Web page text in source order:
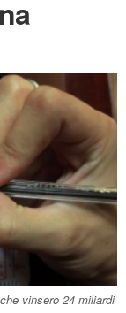
vinsero 24 miliardi